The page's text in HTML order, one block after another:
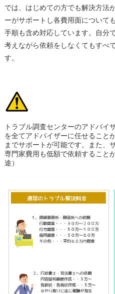
では、はじめての方でも解決方法
ーがサポートし各費用面について
手順も含め対応しています。自分
考えながら依頼をしなくてもすべ
す。
トラブル調査センターのアドバイ
を全てアドバイザーに任せること
までサポートが可能です。また、
専門家費用も低額で依頼すること
途）